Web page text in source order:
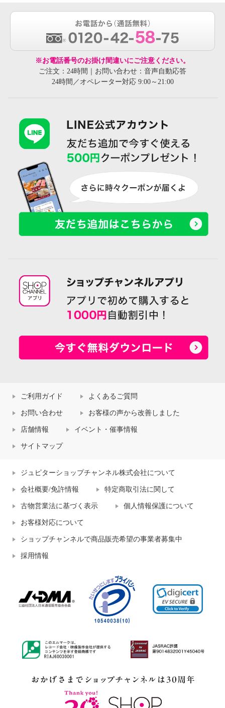
※お電話番号のお掛け間違いにご注意ください。
ご注文：24時間｜お問い合わせ：音声自動応答
24時間／オペレーター対応 9:00～21:00
ご利用ガイド よくあるご質問
お問い合わせ お客様の声から改善しました
店舗情報 イベント・催事情報
サイトマップ
ジュピターショップチャンネル株式会社について
会社概要/免許情報 特定商取引法に関して
古物営業法に基づく表示 個人情報保護について
お客様対応について
ショップチャンネルで商品販売希望の事業者募集中
採用情報